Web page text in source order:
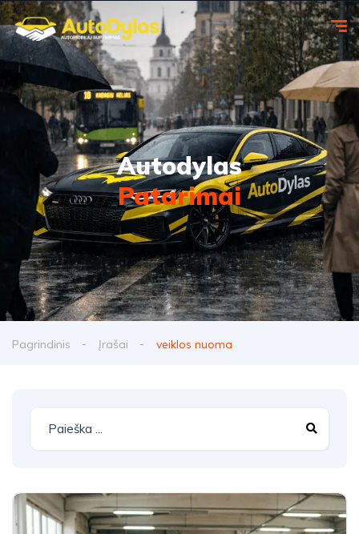
Autodylas
Patarimai
Pagrindinis Įrašai veiklos nuoma